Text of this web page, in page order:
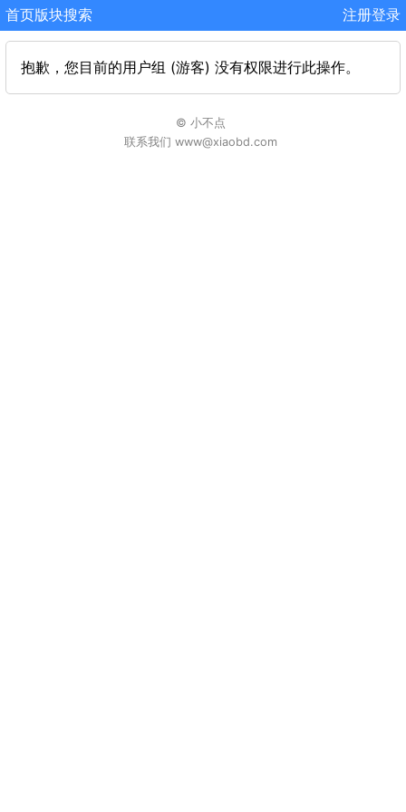
首页版块搜索 注册登录
抱歉，您目前的用户组 (游客) 没有权限进行此操作。
© 小不点
联系我们 www@xiaobd.com